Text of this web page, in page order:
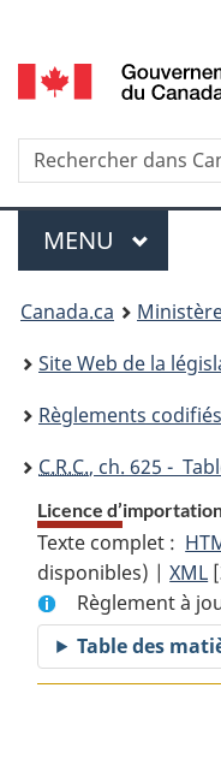
selection
Recherche
Menu
MENU
You
are
here:
Canada.ca
Site Web de la
Règlements codifiés
C.R.C., ch. 625 -
Licence
Texte complet :
disponibles) |XML
:
Règlement à
Table des